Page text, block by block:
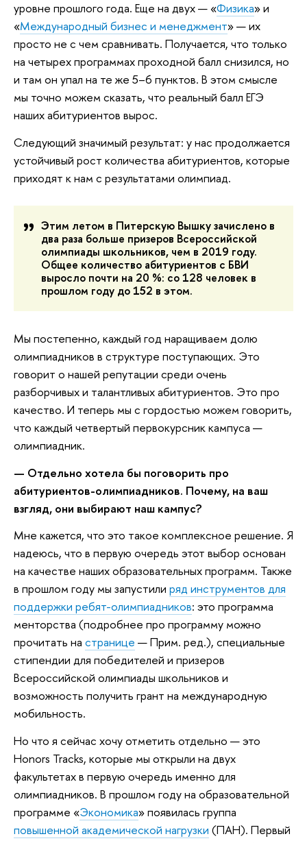
уровне прошлого года. Еще на двух — «Физика» и
«Международный бизнес и менеджмент» — их
просто не с чем сравнивать. Получается, что только
на четырех программах проходной балл снизился, но
и там он упал на те же 5–6 пунктов. В этом смысле
мы точно можем сказать, что реальный балл ЕГЭ
наших абитуриентов вырос.
Следующий значимый результат: у нас продолжается
устойчивый рост количества абитуриентов, которые
приходят к нам с результатами олимпиад.
Этим летом в Питерскую Вышку зачислено в
два раза больше призеров Всероссийской
олимпиады школьников, чем в 2019 году.
Общее количество абитуриентов с БВИ
выросло почти на 20 %: со 128 человек в
прошлом году до 152 в этом.
Мы постепенно, каждый год наращиваем долю
олимпиадников в структуре поступающих. Это
говорит о нашей репутации среди очень
разборчивых и талантливых абитуриентов. Это про
качество. И теперь мы с гордостью можем говорить,
что каждый четвертый первокурсник кампуса —
олимпиадник.
— Отдельно хотела бы поговорить про
абитуриентов-олимпиадников. Почему, на ваш
взгляд, они выбирают наш кампус?
Мне кажется, что это такое комплексное решение. Я
надеюсь, что в первую очередь этот выбор основан
на качестве наших образовательных программ. Также
в прошлом году мы запустили ряд инструментов для
поддержки ребят-олимпиадников: это программа
менторства (подробнее про программу можно
прочитать на странице — Прим. ред.), специальные
стипендии для победителей и призеров
Всероссийской олимпиады школьников и
возможность получить грант на международную
мобильность.
Но что я сейчас хочу отметить отдельно — это
Honors Tracks, которые мы открыли на двух
факультетах в первую очередь именно для
олимпиадников. В прошлом году на образовательной
программе «Экономика» появилась группа
повышенной академической нагрузки (ПАН). Первый